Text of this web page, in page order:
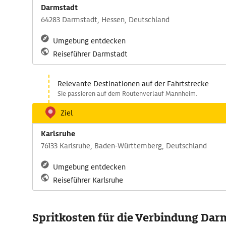
Darmstadt
64283 Darmstadt, Hessen, Deutschland
Umgebung entdecken
Reiseführer Darmstadt
Relevante Destinationen auf der Fahrtstrecke
Sie passieren auf dem Routenverlauf Mannheim.
Ziel
Karlsruhe
76133 Karlsruhe, Baden-Württemberg, Deutschland
Umgebung entdecken
Reiseführer Karlsruhe
Spritkosten für die Verbindung